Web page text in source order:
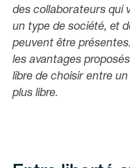
des collaborateurs qui
un type de société, et
peuvent être
les avantages
libre de choisir entre
plus libre.